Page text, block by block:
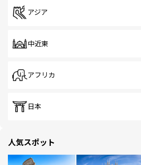
アジア
中近東
アフリカ
日本
人気スポット